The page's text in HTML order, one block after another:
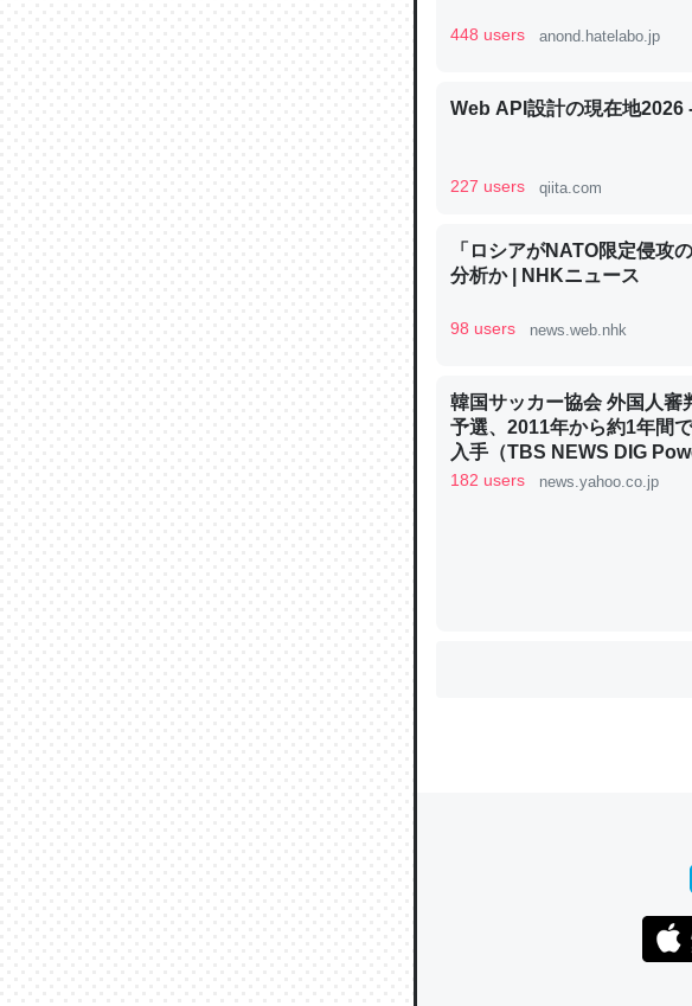
論文では「淡水はカルシウム
は」とあって面白い。海にい
チンを強化してる筈だが、酵
類だと殻を無くしてナメクジ
─ニュース :: 【研究発表】昆虫学
ウチもEchoを実家に置いて
中。あと、Googleマップで
─たまにLINEするくらいだった遠
きる。一生で親と会える残り
を実質100倍以上に伸ばす効
─たまにLINEするくらいだった遠
448 users anond.hatelabo.jp
Web API設計の現在地2026
227 users qiita.com
「ロシアがNATO限定侵攻
分析か | NHKニュース
98 users news.web.nhk
韓国サッカー協会 外国人審
予選、2011年から約1年間
入手（TBS NEWS DIG
ュース
182 users news.yahoo.co.jp